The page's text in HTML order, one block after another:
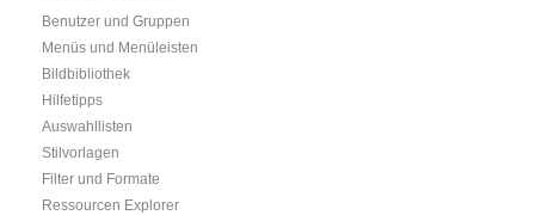
Benutzer und Gruppen
Menüs und Menüleisten
Bildbibliothek
Hilfetipps
Auswahllisten
Stilvorlagen
Filter und Formate
Ressourcen Explorer